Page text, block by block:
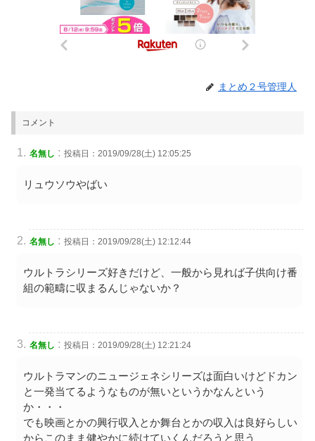
まとめ２号管理人
コメント
名無し : 投稿日：2019/09/28(土) 12:05:25
リュウソウやばい
名無し : 投稿日：2019/09/28(土) 12:12:44
ウルトラシリーズ好きだけど、一般から見れば子供向け番
組の範疇に収まるんじゃないか？
名無し : 投稿日：2019/09/28(土) 12:21:24
ウルトラマンのニュージェネシリーズは面白いけどドカン
と一発当てるようなものが無いというかなんという
か・・・
でも映画とかの興行収入とか舞台とかの収入は良好らしい
からこのまま健やかに続けていくんだろうと思う